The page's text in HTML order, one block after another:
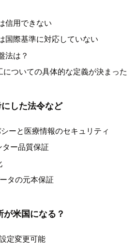
信用できない
国際基準に対応していない
法は？
についての具体的な定義が決まった
した法令など
ーと医療情報のセキュリティ
ー品質保証
タの元本保証
米国になる？
定変更可能